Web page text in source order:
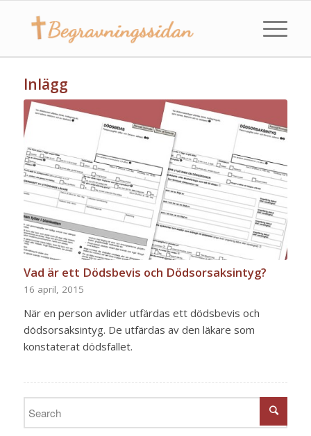
Inlägg
Vad är ett Dödsbevis och Dödsorsaksintyg?
16 april, 2015
När en person avlider utfärdas ett dödsbevis och
dödsorsaksintyg. De utfärdas av den läkare som
konstaterat dödsfallet.